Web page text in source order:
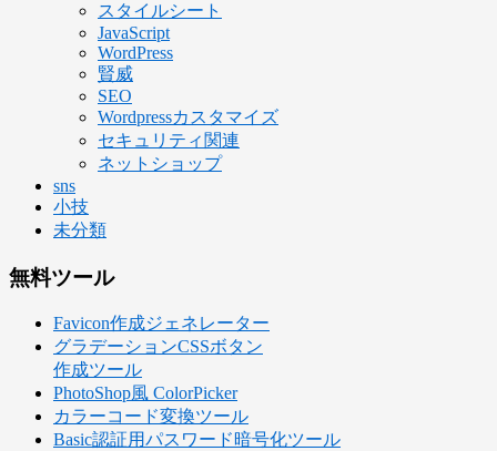
スタイルシート
JavaScript
WordPress
賢威
SEO
Wordpressカスタマイズ
セキュリティ関連
ネットショップ
sns
小技
未分類
無料ツール
Favicon作成ジェネレーター
グラデーションCSSボタン
作成ツール
PhotoShop風 ColorPicker
カラーコード変換ツール
Basic認証用パスワード暗号化ツール